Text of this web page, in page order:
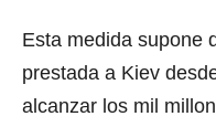
Esta medida supone
prestada a Kiev
alcanzar los mil